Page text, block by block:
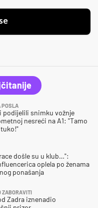
POSLA
podijelili snimku vožnje
nesreći na A1: "Tamo
došle su u klub…":
oplela po ženama
ponašanja
ZABORAVITI
Zadra iznenadio